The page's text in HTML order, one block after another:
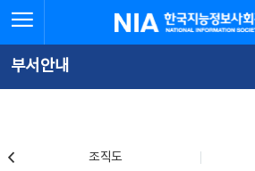
문
로
가
체
뉴
바
가
한국지능정보사회진흥원
부서안내
조직도